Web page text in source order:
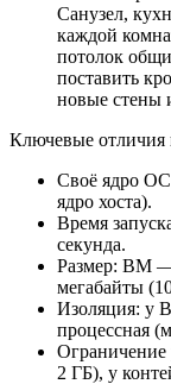
Санузел,
каждой
потолок
поставить
новые стены
Ключевые отличия
Своё ядро
ядро хоста).
Время
секунда.
Размер: ВМ —
мегабайты
Изоляция: у
процессная
2 ГБ), у